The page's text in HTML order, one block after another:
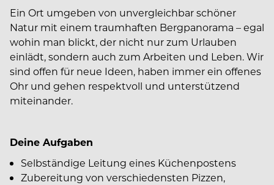
Ein Ort umgeben von unvergleichbar schöner
Natur mit einem traumhaften Bergpanorama – egal
wohin man blickt, der nicht nur zum Urlauben
einlädt, sondern auch zum Arbeiten und Leben. Wir
sind offen für neue Ideen, haben immer ein offenes
Ohr und gehen respektvoll und unterstützend
miteinander.
Deine Aufgaben
Selbständige Leitung eines Küchenpostens
Zubereitung von verschiedensten Pizzen,